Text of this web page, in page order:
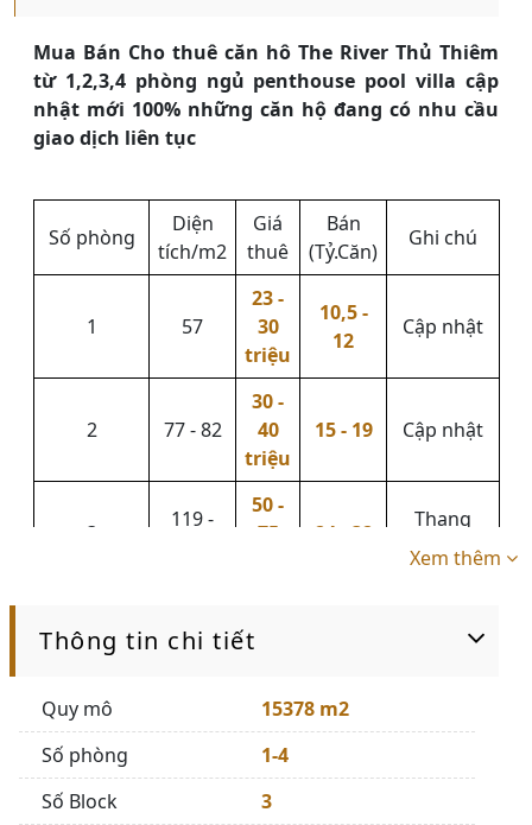
Mua Bán Cho thuê căn hô The River Thủ Thiêm
từ 1,2,3,4 phòng ngủ penthouse pool villa cập
nhật mới 100% những căn hộ đang có nhu cầu
giao dịch liên tục
Số phòng
Diện
tích/m2
Giá
thuê
Bán
(Tỷ.Căn)
Ghi chú
1 57
23 -
30
triệu
10,5 -
12
Cập nhật
2 77 - 82
30 -
40
triệu
15 - 19 Cập nhật
3
119 -
50 -
75
24 - 32
Thang
máy riêng
4
202
120
máy riêng
Pool Villa
190 -
240
85 - 150
vườn hồ
Xem thêm
Thông tin chi tiết
Quy mô
15378 m2
Số phòng
1-4
Số Block
3